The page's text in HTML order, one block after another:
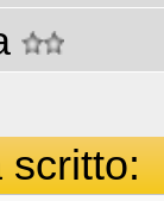
scritto: